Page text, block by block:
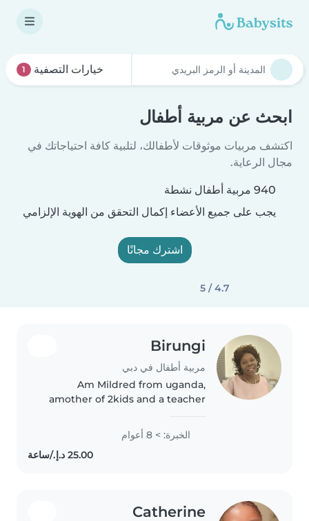
خيارات التصفية 1
ابحث عن مربية أطفال
اكتشف مربيات موثوقات لأطفالك، لتلبية كافة احتياجاتك في
مجال الرعاية.
940 مربية أطفال نشطة
يجب على جميع الأعضاء إكمال التحقق من الهوية الإلزامي
اشترك مجانًا
4.7 / 5
Birungi
مربية أطفال في دبي
Am Mildred from uganda,
amother of 2kids and a teacher
with kids for 15 years.
الخبرة: > 8 أعوام
Catherine